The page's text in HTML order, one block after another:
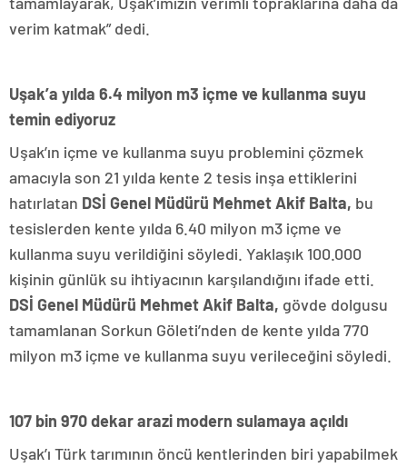
verim katmak” dedi.
Uşak’a yılda 6.4 milyon m3 içme ve kullanma suyu
temin ediyoruz
Uşak’ın içme ve kullanma suyu problemini çözmek
amacıyla son 21 yılda kente 2 tesis inşa ettiklerini
hatırlatan DSİ Genel Müdürü Mehmet Akif Balta, bu
tesislerden kente yılda 6.40 milyon m3 içme ve
kullanma suyu verildiğini söyledi. Yaklaşık 100.000
kişinin günlük su ihtiyacının karşılandığını ifade etti.
DSİ Genel Müdürü Mehmet Akif Balta, gövde dolgusu
tamamlanan Sorkun Göleti’nden de kente yılda 770
milyon m3 içme ve kullanma suyu verileceğini söyledi.
107 bin 970 dekar arazi modern sulamaya açıldı
Uşak’ı Türk tarımının öncü kentlerinden biri yapabilmek